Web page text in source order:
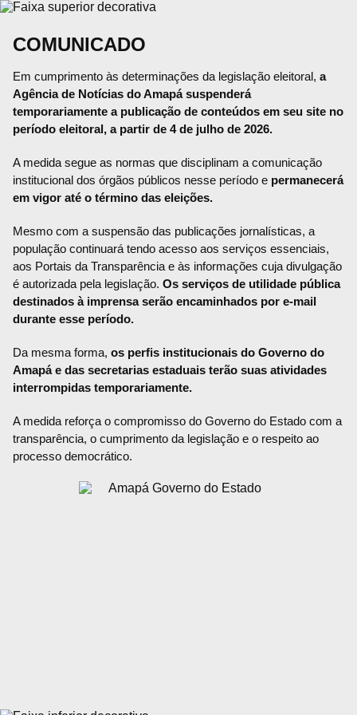
COMUNICADO
Em cumprimento às determinações da legislação eleitoral, a
Agência de Notícias do Amapá suspenderá
temporariamente a publicação de conteúdos em seu site no
período eleitoral, a partir de 4 de julho de 2026.
A medida segue as normas que disciplinam a comunicação
institucional dos órgãos públicos nesse período e permanecerá
em vigor até o término das eleições.
Mesmo com a suspensão das publicações jornalísticas, a
população continuará tendo acesso aos serviços essenciais,
aos Portais da Transparência e às informações cuja divulgação
é autorizada pela legislação. Os serviços de utilidade pública
destinados à imprensa serão encaminhados por e-mail
durante esse período.
Da mesma forma, os perfis institucionais do Governo do
Amapá e das secretarias estaduais terão suas atividades
interrompidas temporariamente.
A medida reforça o compromisso do Governo do Estado com a
transparência, o cumprimento da legislação e o respeito ao
processo democrático.